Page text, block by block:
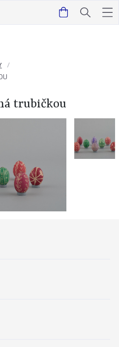
trubičkou